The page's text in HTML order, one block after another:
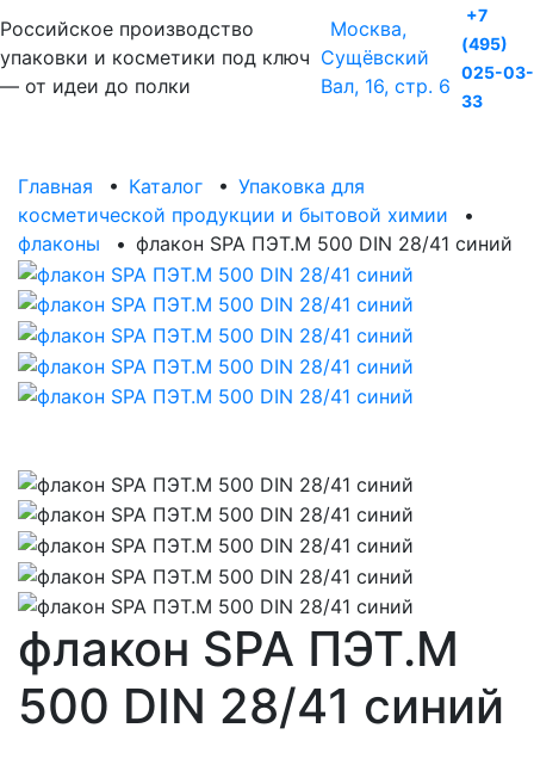
Российское производство
упаковки и косметики под ключ
— от идеи до полки
Москва,
Сущёвский
Вал, 16, стр. 6
+7
(495)
025-03-
33
Главная • Каталог • Упаковка для
косметической продукции и бытовой химии •
флаконы • флакон SPA ПЭТ.М 500 DIN 28/41 синий
флакон SPA ПЭТ.М
500 DIN 28/41 синий